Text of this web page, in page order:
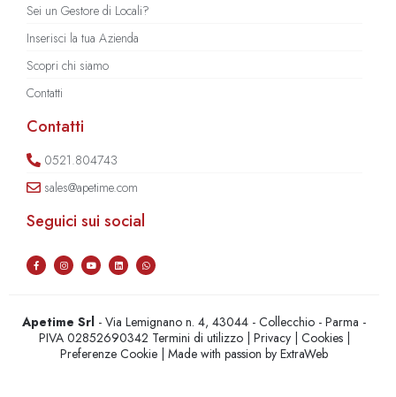
Sei un Gestore di Locali?
Inserisci la tua Azienda
Scopri chi siamo
Contatti
Contatti
0521.804743
sales@apetime.com
Seguici sui social
Apetime Srl - Via Lemignano n. 4, 43044 - Collecchio - Parma -
PIVA 02852690342 Termini di utilizzo| Privacy| Cookies|
Preferenze Cookie | Made with passion byExtraWeb